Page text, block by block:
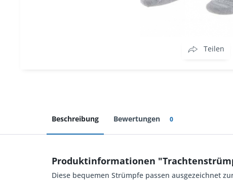
Teilen
Beschreibung Bewertungen 0
Produktinformationen
Diese bequemen Strümpfe passen ausgezeichnet